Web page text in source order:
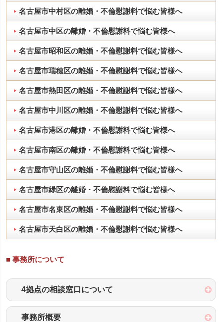
名古屋市中村区の離婚・不倫慰謝料で悩む皆様へ
名古屋市中区の離婚・不倫慰謝料で悩む皆様へ
名古屋市昭和区の離婚・不倫慰謝料で悩む皆様へ
名古屋市瑞穂区の離婚・不倫慰謝料で悩む皆様へ
名古屋市熱田区の離婚・不倫慰謝料で悩む皆様へ
名古屋市中川区の離婚・不倫慰謝料で悩む皆様へ
名古屋市港区の離婚・不倫慰謝料で悩む皆様へ
名古屋市南区の離婚・不倫慰謝料で悩む皆様へ
名古屋市守山区の離婚・不倫慰謝料で悩む皆様へ
名古屋市緑区の離婚・不倫慰謝料で悩む皆様へ
名古屋市名東区の離婚・不倫慰謝料で悩む皆様へ
名古屋市天白区の離婚・不倫慰謝料で悩む皆様へ
■ 事務所について
4拠点の相談窓口について
事務所概要